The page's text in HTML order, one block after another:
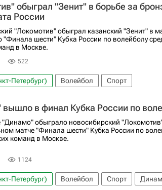
России по волейболу
обыграл "Зенит" в борьбе за
России
"Локомотив" обыграл казанский "Зенит" в
"Финала шести" Кубка России по волейболу
в Москве.
522
Петербург) Волейбол
Спорт
по волейболу среди мужчин
Локомотив
по волейболу среди женщин
Динамо
в финал Кубка России по
"Динамо" обыграло новосибирский
матче "Финала шести" Кубка России по
команд в Москве.
1124
Петербург) Волейбол Спорт